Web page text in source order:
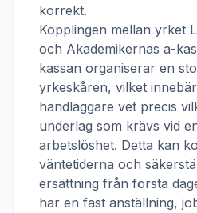
korrekt.
Kopplingen mellan yrket
och Akademikernas a-
kassan organiserar en
yrkeskåren, vilket
handläggare vet precis
underlag som krävs vid
arbetslöshet. Detta kan
väntetiderna och
ersättning från första
har en fast anställning,